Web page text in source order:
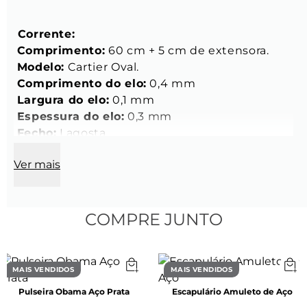
Corrente:
Comprimento: 60 cm + 5 cm de extensora.
Modelo: Cartier Oval.
Comprimento do elo: 0,4 mm
Largura do elo: 0,1 mm
Espessura do elo: 0,3 mm
Fecho: Lagosta
Espessura: 1 mm
Material: Aço inoxidável
Ver mais
COMPRE JUNTO
MAIS VENDIDOS
Pulseira Obama Aço Prata
MAIS VENDIDOS
Escapulário Amuleto de Aço